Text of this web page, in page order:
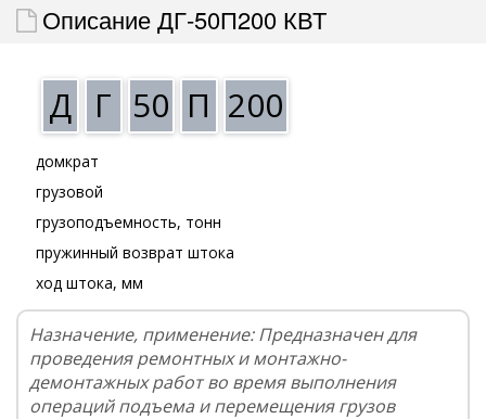
Описание ДГ-50П200 КВТ
Д Г 50 П 200
домкрат
грузовой
грузоподъемность, тонн
пружинный возврат штока
ход штока, мм
Назначение, применение: Предназначен для
проведения ремонтных и монтажно-
демонтажных работ во время выполнения
операций подъема и перемещения грузов